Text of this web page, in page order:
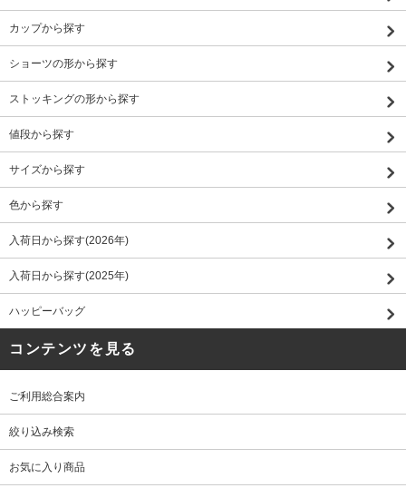
カップから探す
ショーツの形から探す
ストッキングの形から探す
値段から探す
サイズから探す
色から探す
入荷日から探す(2026年)
入荷日から探す(2025年)
ハッピーバッグ
コンテンツを見る
ご利用総合案内
絞り込み検索
お気に入り商品